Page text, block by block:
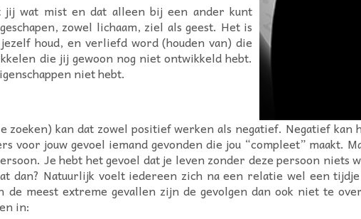
wat mist en dat alleen bij een ander kunt
zowel lichaam, ziel als geest. Het is
houd, en verliefd word (houden van) die
die jij gewoon nog niet ontwikkeld hebt.
niet hebt.
zoeken) kan dat zowel positief werken als negatief. Negatief
voor jouw gevoel iemand gevonden die jou “compleet” maakt.
Je hebt het gevoel dat je leven zonder deze persoon niets
dan? Natuurlijk voelt iedereen zich na een relatie wel een
meest extreme gevallen zijn de gevolgen dan ook niet te
in: